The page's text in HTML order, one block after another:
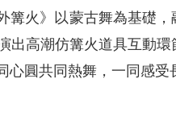
篝火》以蒙古舞為基礎
出高潮仿篝火道具互動
圓共同熱舞，一同感受